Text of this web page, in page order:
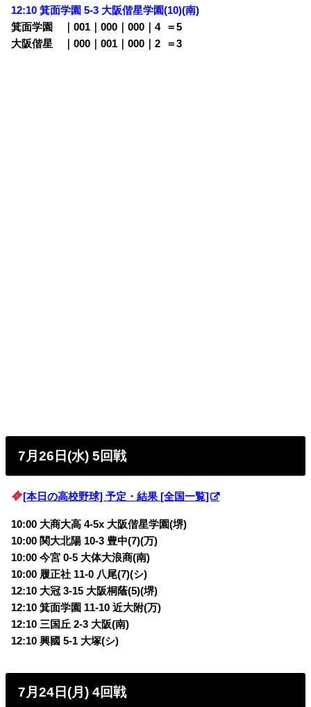
12:10 箕面学園 5-3 大阪偕星学園(10)(南)
箕面学園 ｜001｜000｜000｜40
＝5
大阪偕星 ｜000｜001｜000｜2
＝3
7月26日(水) 5回戦
[本日の高校野球] 予定・結果 [全国一覧]
10:00 大商大高 4-5x 大阪偕星学園(堺)
10:00 関大北陽 10-3 豊中(7)(万)
10:00 今宮 0-5 大体大浪商(南)
10:00 履正社 11-0 八尾(7)(シ)
12:10 大冠 3-15 大阪桐蔭(5)(堺)
12:10 箕面学園 11-10 近大附(万)
12:10 三国丘 2-3 大阪(南)
12:10 興國 5-1 大塚(シ)
7月24日(月) 4回戦